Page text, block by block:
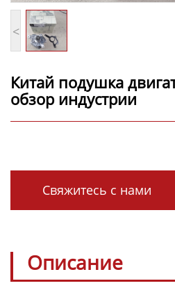
<
Китай подушка
обзор индустрии
Свяжитесь с нами
Описание